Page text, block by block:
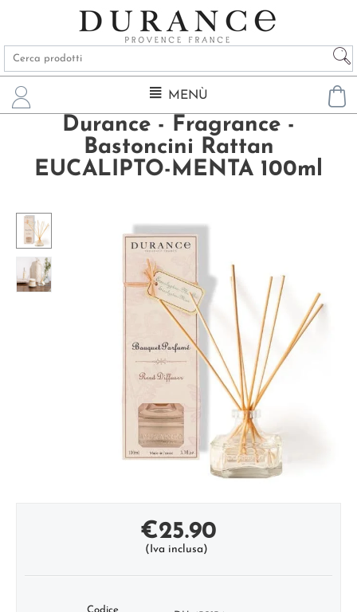
MENÙ
Durance - Fragrance -
Bastoncini Rattan
EUCALIPTO-MENTA 100ml
€25.90
(Iva inclusa)